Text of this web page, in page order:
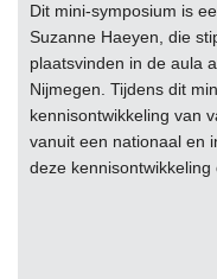
Dit mini-symposium is
Suzanne Haeyen, die
plaatsvinden in de aula
Nijmegen. Tijdens dit
kennisontwikkeling van
vanuit een nationaal en
deze kennisontwikkeling